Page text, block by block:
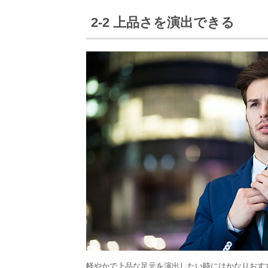
2-2 上品さを演出できる
軽やかで上品な足元を演出したい時にはかなりおす